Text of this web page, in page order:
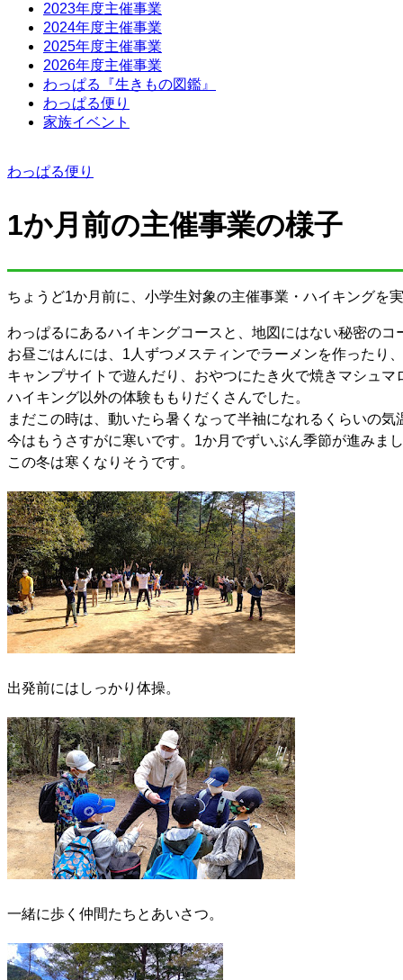
2023年度主催事業
2024年度主催事業
2025年度主催事業
2026年度主催事業
わっぱる『生きもの図鑑』
わっぱる便り
家族イベント
わっぱる便り
1か月前の主催事業の様子
ちょうど1か月前に、小学生対象の主催事業・ハイキングを
わっぱるにあるハイキングコースと、地図にはない秘密のコ
お昼ごはんには、1人ずつメスティンでラーメンを作ったり、
キャンプサイトで遊んだり、おやつにたき火で焼きマシュマ
ハイキング以外の体験ももりだくさんでした。
まだこの時は、動いたら暑くなって半袖になれるくらいの気
今はもうさすがに寒いです。1か月でずいぶん季節が進みま
この冬は寒くなりそうです。
出発前にはしっかり体操。
一緒に歩く仲間たちとあいさつ。